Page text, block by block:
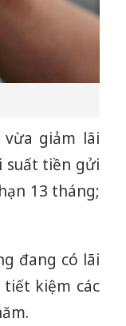
giảm lãi
suất tiền gửi
13 tháng;
đang có lãi
tiết kiệm các